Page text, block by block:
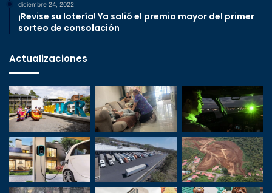
diciembre 24, 2022
¡Revise su lotería! Ya salió el premio mayor del primer
sorteo de consolación
Actualizaciones